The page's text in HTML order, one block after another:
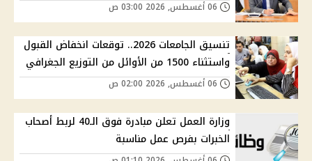
تنسيق الجامعات 2026.. توقعات انخفاض القبول
واستثناء 1500 من الأوائل من التوزيع الجغرافي
وزارة العمل تعلن مبادرة فوق الـ40 لربط أصحاب
الخبرات بفرص عمل مناسبة